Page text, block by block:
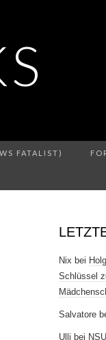
FATALIST)
Nix bei
Schlüssel
Salvatore
Ulli bei